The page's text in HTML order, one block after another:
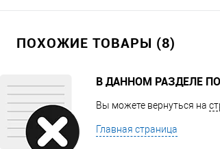
ПОХОЖИЕ ТОВАРЫ (8)
В ДАННОМ РАЗДЕЛЕ
Вы можете вернуться на
Главная страница